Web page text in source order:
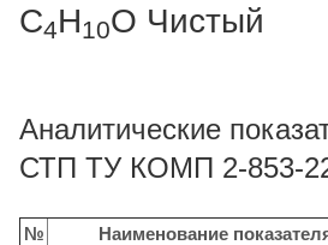
C4Н10O Чистый
Аналитические
СТП ТУ КОМП 2-853-
№ Наименование